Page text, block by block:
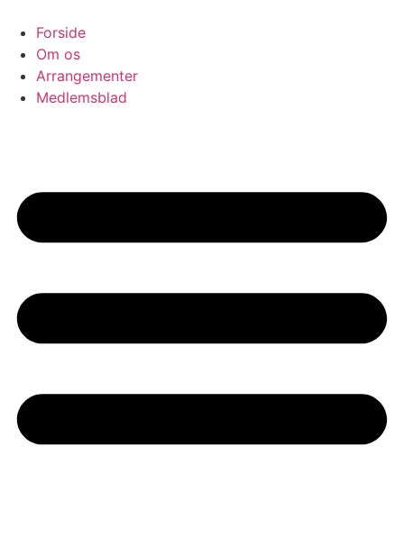
indhold
Forside
Om os
Arrangementer
Medlemsblad